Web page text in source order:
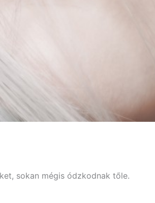
sokan mégis ódzkodnak tőle.